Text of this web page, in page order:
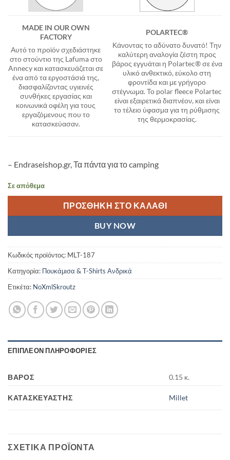
MADE IN OUR OWN
FACTORY
Αυτό το προϊόν σχεδιάστηκε
στο στούντιο της Lafuma στο
Annecy και κατασκευάζεται σε
ένα από τα εργοστάσιά της,
διασφαλίζοντας υγιεινές
συνθήκες εργασίας και
κοινωνικά οφέλη για τους
εργαζόμενους που το
κατασκεύασαν.
POLARTEC®
Κάνοντας το αδύνατο δυνατό! Την
καλύτερη αναλογία ζέστη προς
βάρος εγγυάται η Polartec® σε ένα
υλικό ανθεκτικό, εύκολο στη
φροντίδα και με γρήγορο
στέγνωμα. Το polar fleece Polartec
είναι εξαιρετικά διαπνέον, και είναι
το τέλειο ύφασμα για τη ρύθμισης
της θερμοκρασίας.
– Endraseishop.gr, Τα πάντα για το camping
Σε απόθεμα
ΠΡΟΣΘΉΚΗ ΣΤΟ ΚΑΛΆΘΙ
BUY NOW
Κωδικός προϊόντος: MLT-187
Κατηγορία: Πουκάμισα & T-Shirts Ανδρικά
Ετικέτα: NoXmlSkroutz
ΕΠΙΠΛΈΟΝ ΠΛΗΡΟΦΟΡΊΕΣ
ΒΆΡΟΣ 0.15 κ.
ΚΑΤΑΣΚΕΥΑΣΤΉΣ Millet
ΣΧΕΤΙΚΆ ΠΡΟΪΌΝΤΑ